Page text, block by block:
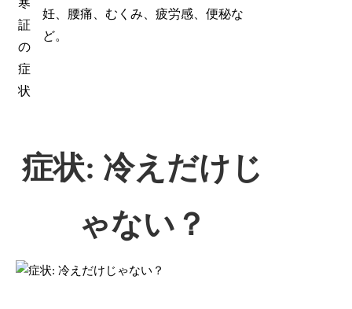
証
の
症
状
妊、腰痛、むくみ、疲労感、便秘な
ど。
症状: 冷えだけじ
ゃない？